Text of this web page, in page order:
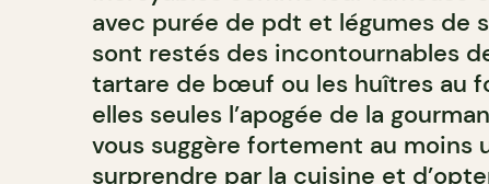
avec purée de pdt et légumes de
sont restés des incontournables
tartare de bœuf ou les huîtres au
elles seules l’apogée de la
vous suggère fortement au moins
surprendre par la cuisine et